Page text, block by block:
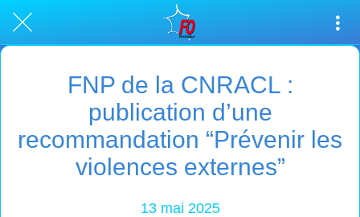
FNP de la CNRACL :
publication d’une
recommandation “Prévenir les
violences externes”
13 mai 2025